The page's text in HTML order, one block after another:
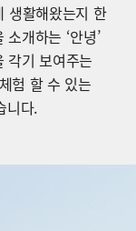
생활해왔는지 한
개하는 ‘안녕’
각기 보여주는
험 할 수 있는
니다.